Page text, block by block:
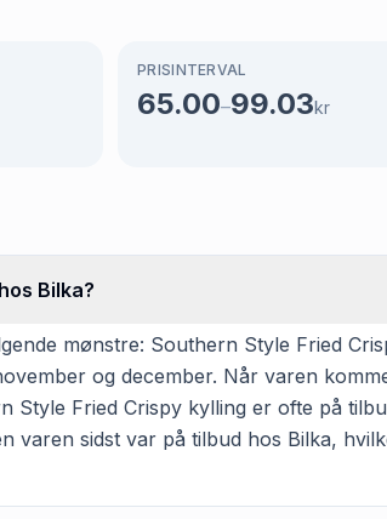
PRISINTERVAL
65.00–99.03kr
Bilka?
mønstre: Southern Style Fried
og december. Når varen
Style Fried Crispy kylling er ofte på
varen sidst var på tilbud hos Bilka,